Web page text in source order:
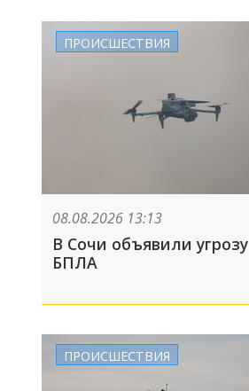
ПРОИСШЕСТВИЯ
08.08.2026 13:13
В Сочи объявили угрозу
БПЛА
ПРОИСШЕСТВИЯ